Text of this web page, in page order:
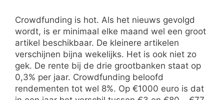
Crowdfunding is hot. Als het nieuws gevolgd
wordt, is er minimaal elke maand wel een groot
artikel beschikbaar. De kleinere artikelen
verschijnen bijna wekelijks. Het is ook niet zo
gek. De rente bij de drie grootbanken staat op
0,3% per jaar. Crowdfunding beloofd
rendementen tot wel 8%. Op €1000 euro is dat